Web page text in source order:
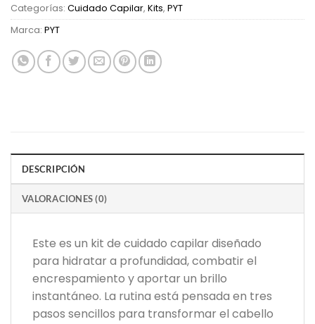
Categorías: Cuidado Capilar, Kits, PYT
Marca: PYT
DESCRIPCIÓN
VALORACIONES (0)
Este es un kit de cuidado capilar diseñado
para hidratar a profundidad, combatir el
encrespamiento y aportar un brillo
instantáneo. La rutina está pensada en tres
pasos sencillos para transformar el cabello